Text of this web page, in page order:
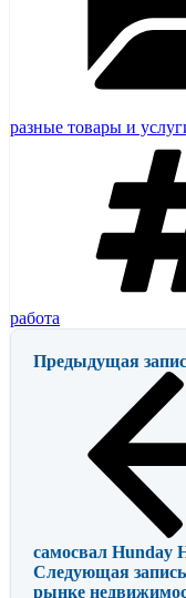
разные товары и
работа
Предыдущая
самосвал Hunday
Следующая запись
рынке